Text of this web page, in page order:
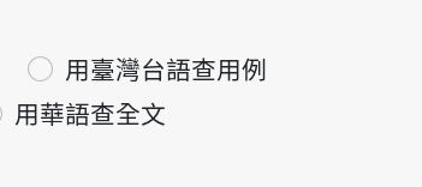
用臺灣台語查用例
用華語查全文